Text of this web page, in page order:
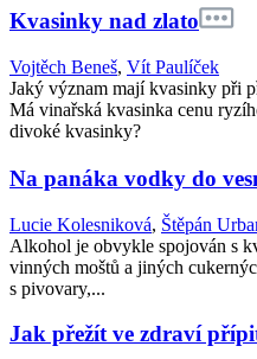
Kvasinky nad zlato
Vojtěch Beneš, Vít Paulíček
Jaký význam mají kvasinky při
Má vinařská kvasinka cenu
divoké kvasinky?
Na panáka vodky do
Lucie Kolesniková, Štěpán
Alkohol je obvykle spojován s
vinných moštů a jiných
s pivovary,...
Jak přežít ve zdraví